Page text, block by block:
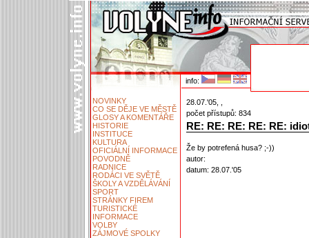
info:
NOVINKY
CO SE DĚJE VE MĚSTĚ
GLOSY A KOMENTÁŘE
HISTORIE
INSTITUCE
KULTURA
OFICIÁLNÍ INFORMACE
POVODNĚ
RADNICE
RODÁCI VE SVĚTĚ
ŠKOLY A VZDĚLÁVÁNÍ
SPORT
STRÁNKY FIREM
TURISTICKÉ
INFORMACE
VOLBY
ZÁJMOVÉ SPOLKY
28.07.'05, ,
počet přístupů: 834
RE: RE: RE: RE: RE:
Že by potrefená husa? ;-))
autor:
datum: 28.07.'05